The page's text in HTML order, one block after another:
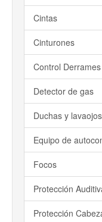
Cintas
Cinturones
Control Derrames
Detector de gas
Duchas y lavaojos
Equipo de
Focos
Protección
Protección